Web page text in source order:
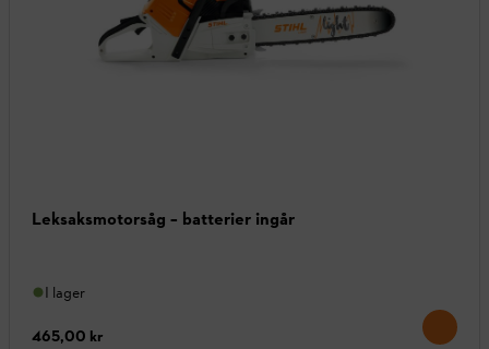
Leksaksmotorsåg – batterier ingår
I lager
465,00 kr